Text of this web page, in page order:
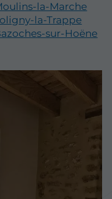
la-Marche
la-Trappe
sur-Hoëne